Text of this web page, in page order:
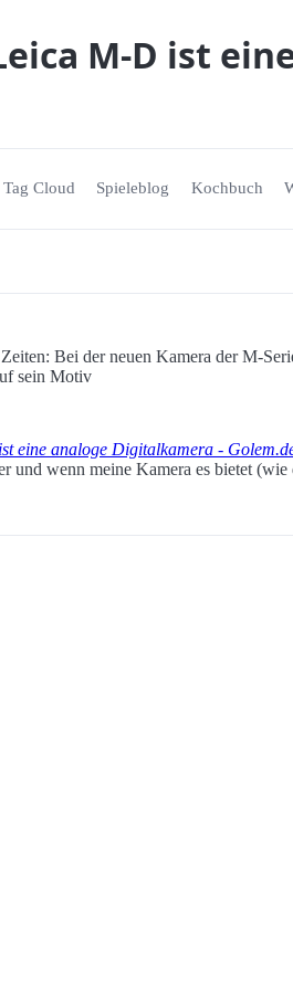
M-D ist
Tag Cloud Spieleblog Kochbuch
Bei der neuen Kamera der M-
sein Motiv
eine analoge Digitalkamera -
und wenn meine Kamera es bietet